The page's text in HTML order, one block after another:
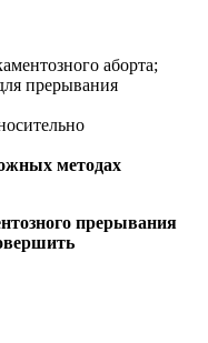
аборта;
прерывания
методах
прерывания